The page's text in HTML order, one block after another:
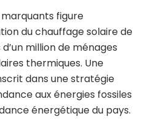
marquants figure
du chauffage solaire de
million de ménages
thermiques. Une
dans une stratégie
aux énergies fossiles
énergétique du pays.